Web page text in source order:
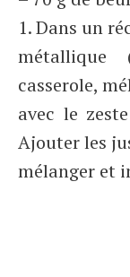
1. Dans un
casserole,
avec le
Ajouter les
mélanger et